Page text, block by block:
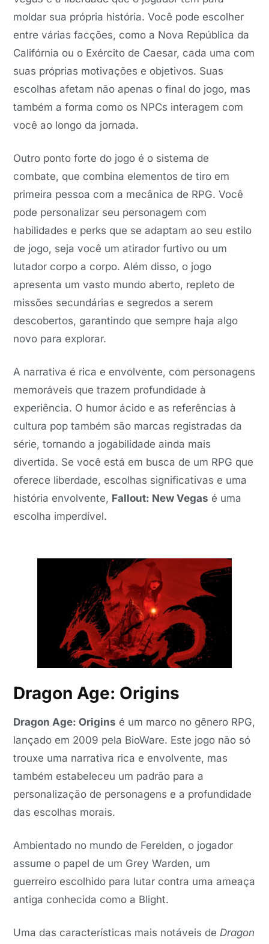
moldar sua própria história. Você pode escolher
entre várias facções, como a Nova República da
Califórnia ou o Exército de Caesar, cada uma com
suas próprias motivações e objetivos. Suas
escolhas afetam não apenas o final do jogo, mas
também a forma como os NPCs interagem com
você ao longo da jornada.
Outro ponto forte do jogo é o sistema de
combate, que combina elementos de tiro em
primeira pessoa com a mecânica de RPG. Você
pode personalizar seu personagem com
habilidades e perks que se adaptam ao seu estilo
de jogo, seja você um atirador furtivo ou um
lutador corpo a corpo. Além disso, o jogo
apresenta um vasto mundo aberto, repleto de
missões secundárias e segredos a serem
descobertos, garantindo que sempre haja algo
novo para explorar.
A narrativa é rica e envolvente, com personagens
memoráveis que trazem profundidade à
experiência. O humor ácido e as referências à
cultura pop também são marcas registradas da
série, tornando a jogabilidade ainda mais
divertida. Se você está em busca de um RPG que
oferece liberdade, escolhas significativas e uma
história envolvente, Fallout: New Vegas é uma
escolha imperdível.
Dragon Age: Origins
Dragon Age: Origins é um marco no gênero RPG,
lançado em 2009 pela BioWare. Este jogo não só
trouxe uma narrativa rica e envolvente, mas
também estabeleceu um padrão para a
personalização de personagens e a profundidade
das escolhas morais.
Ambientado no mundo de Ferelden, o jogador
assume o papel de um Grey Warden, um
guerreiro escolhido para lutar contra uma ameaça
antiga conhecida como a Blight.
Uma das características mais notáveis de Dragon